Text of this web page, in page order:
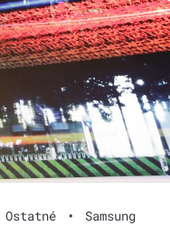
Ostatné • Samsung